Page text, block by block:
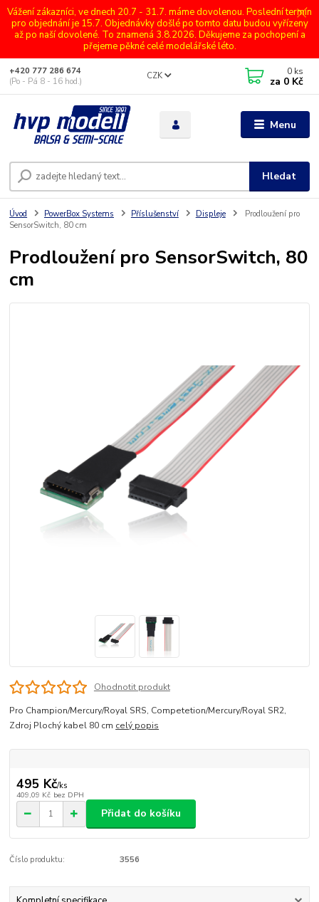
Vážení zákazníci, ve dnech 20.7 - 31.7. máme dovolenou. Poslední termín
pro objednání je 15.7. Objednávky došlé po tomto datu budou vyřízeny
až po naší dovolené. To znamená 3.8.2026. Děkujeme za pochopení a
přejeme pěkné celé modelářské léto.
Menu
CZK
Hledat
+420 777 286 674
(Po - Pá 8 - 16 hod.)
0 ks
za 0 Kč
Úvod PowerBox Systems Příslušenství Displeje
Prodloužení pro
SensorSwitch, 80 cm
Prodloužení pro SensorSwitch, 80
cm
Ohodnotit produkt
Pro Champion/Mercury/Royal SRS, Competetion/Mercury/Royal SR2,
Zdroj Plochý kabel 80 cm celý popis
495 Kč/ks
409,09 Kč bez DPH
Přidat do košíku
Číslo produktu: 3556